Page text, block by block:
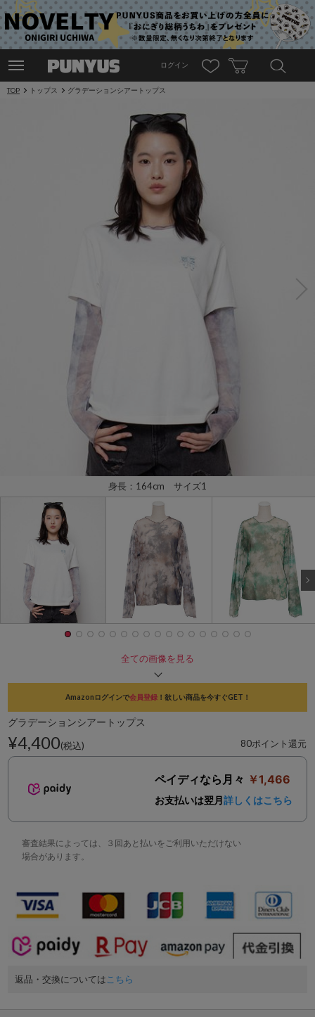
ログイン
TOP トップス グラデーションシアートップス
身長：164cm サイズ1
全ての画像を見る
Amazonログインで会員登録！欲しい商品を今すぐGET！
グラデーションシアートップス
¥4,400(税込) 80ポイント還元
ペイディなら月々 ￥1,466
お支払いは翌月 詳しくはこちら
審査結果によっては、３回あと払いをご利用いただけない
場合があります。
返品・交換についてはこちら